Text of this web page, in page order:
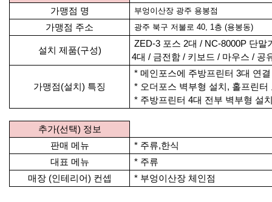
가맹점 명
부엉이산장 광주 용봉점
가맹점 주소 광주 북구 저불로 40, 1층 (용봉동)
설치 제품(구성)
ZED-3 포스 2대 / NC-8000P 단말
4대 / 금전함 / 키보드 / 마우스 / 공
가맹점(설치) 특징
* 메인포스에 주방프린터 3대 연결
* 오더포스 벽부형 설치, 홀프린터
* 주방프린터 4대 전부 벽부형 설
추가(선택) 정보
판매 메뉴
* 주류,한식
대표 메뉴
* 주류
매장 (인테리어) 컨셉
* 부엉이산장 체인점